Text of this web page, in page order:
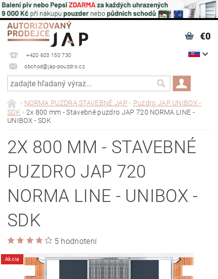
+420 603 150 730
obchod@jap-pouzdro.cz
€0
NORMA PUZDRA STAVEBNÉ JAP
Puzdro JAP UNIBOX -
SDK
2x 800 mm - Stavebné puzdro JAP 720 NORMA LINE -
UNIBOX - SDK
2X 800 MM - STAVEBNÉ
PUZDRO JAP 720
NORMA LINE - UNIBOX -
SDK
5 hodnotení
Akcia